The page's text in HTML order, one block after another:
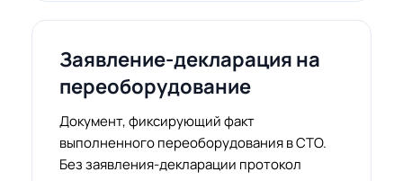
Заявление-декларация на
переоборудование
Документ, фиксирующий факт
выполненного переоборудования в СТО.
Без заявления-декларации протокол